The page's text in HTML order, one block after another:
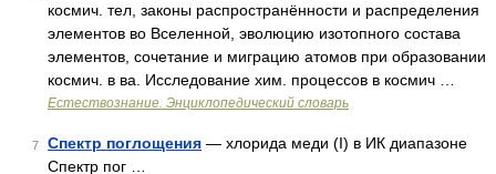
космич. тел, законы распространённости и распределения
элементов во Вселенной, эволюцию изотопного состава
элементов, сочетание и миграцию атомов при образовании
космич. в ва. Исследование хим. процессов в космич …
Естествознание. Энциклопедический словарь
7 Спектр поглощения — хлорида меди (I) в ИК диапазоне
Спектр пог …